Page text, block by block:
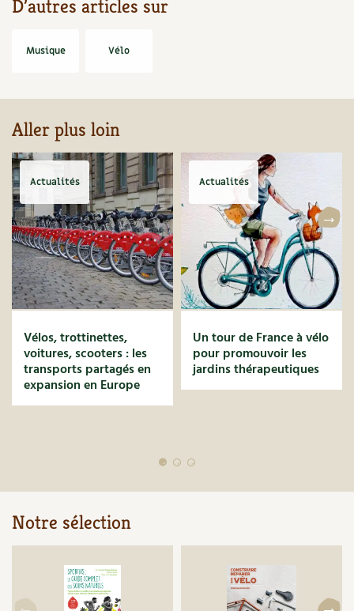
Compléments
Actualités
Vidéos et podcasts
Conseils vidéo des4 saisons
Secrets d’abonné
Tous au jardin ! avec Pascal
BD : La folle histoire des plantes
D’autres articles sur
Musique Vélo
Aller plus loin
Actualités
Vélos, trottinettes,
voitures, scooters : les
transports partagés en
expansion en Europe
Actualités
Un tour de France à vélo
pour promouvoir les
jardins thérapeutiques
Notre sélection